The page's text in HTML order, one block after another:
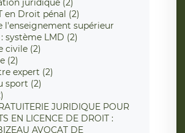
juridique (2)
en Droit pénal (2)
l'enseignement supérieur
système LMD (2)
civile (2)
(2)
expert (2)
sport (2)
JURIDIQUE POUR
EN LICENCE DE DROIT :
AVOCAT DE